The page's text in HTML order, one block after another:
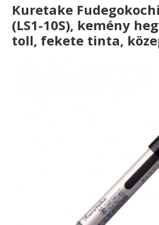
Kuretake
(LS1-10S), kemény
toll, fekete tinta,